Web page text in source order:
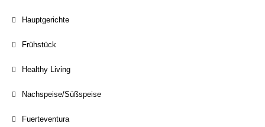
Hauptgerichte
Frühstück
Healthy Living
Nachspeise/Süßspeise
Fuerteventura